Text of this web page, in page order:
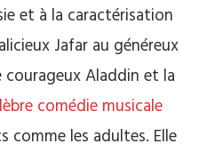
et à la caractérisation
Jafar au généreux
courageux Aladdin et la
comédie musicale
comme les adultes. Elle